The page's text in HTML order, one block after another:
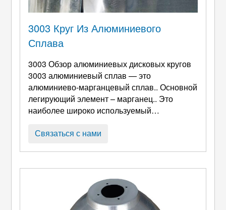
3003 Круг Из Алюминиевого
Сплава
3003 Обзор алюминиевых дисковых кругов
3003 алюминиевый сплав — это
алюминиево-марганцевый сплав.. Основной
легирующий элемент – марганец.. Это
наиболее широко используемый
этого сплава невысока., но это выше, чем у
термической обработкой.. В целом,
используются холодные методы обработки.
Для улучшения его механических свойств.
Имеет высокий уровень пластика ...
Связаться с нами